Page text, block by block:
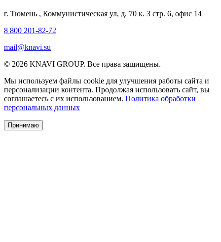
г. Тюмень , Коммунистическая ул, д. 70 к. 3 стр. 6, офис 14
8 800 201-82-72
mail@knavi.su
© 2026 KNAVI GROUP. Все права защищены.
Мы используем файлы cookie для улучшения работы сайта и
персонализации контента. Продолжая использовать сайт, вы
соглашаетесь с их использованием. Политика обработки
персональных данных
Принимаю